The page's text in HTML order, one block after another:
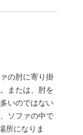
の肘に寄り掛
または、肘を
いのではない
ソファの中で
所になりま